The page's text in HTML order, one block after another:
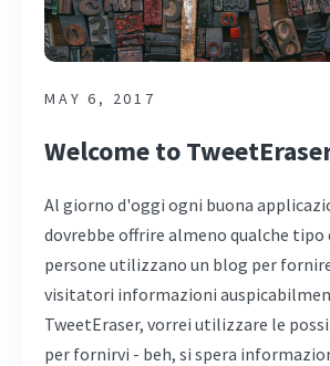
MAY 6, 2017
Welcome to
Al giorno d'oggi ogni buona
dovrebbe offrire almeno qualche tipo
persone utilizzano un blog per
visitatori informazioni
TweetEraser, vorrei utilizzare le
per fornirvi - beh, si spera